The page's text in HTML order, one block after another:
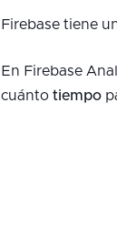
Firebase tiene
En Firebase
cuánto tiempo